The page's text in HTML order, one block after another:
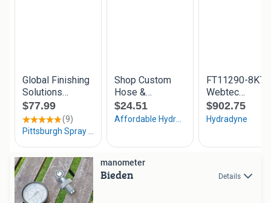
manometer
Bieden Details